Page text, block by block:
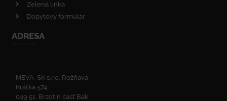
Zelená linka
Dopytový formulár
ADRESA
MEVA-SK s.r.o. Rožňava
Krátka 574
049 51, Brzotín časť Bak